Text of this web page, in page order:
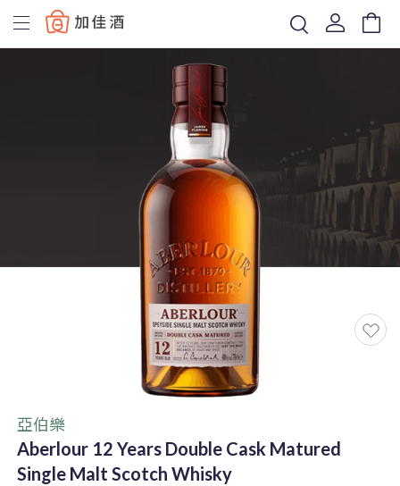
Baccus
亞伯樂
Aberlour 12 Years Double Cask Matured
Single Malt Scotch Whisky